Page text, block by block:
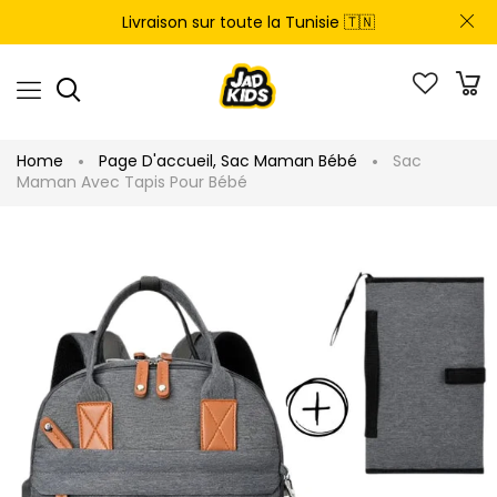
Livraison sur toute la Tunisie 🇹🇳
Home Page D'accueil, Sac Maman Bébé
Sac
Maman Avec Tapis Pour Bébé